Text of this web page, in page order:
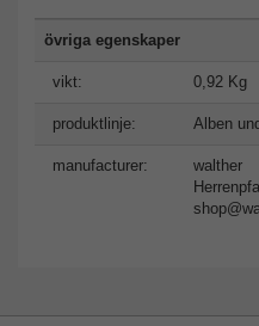
övriga egenskaper
vikt: 0,92 Kg
produktlinje: Alben
manufacturer: